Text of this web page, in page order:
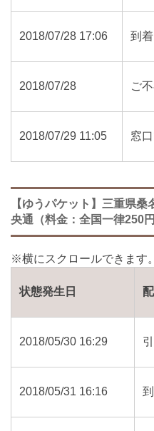
2018/07/28 17:06 到着
2018/07/28 ご
2018/07/29 11:05 窓
【ゆうパケット】三重県
央通（料金：全国一律250円
状態発生日
2018/05/30 16:29
2018/05/31 16:16